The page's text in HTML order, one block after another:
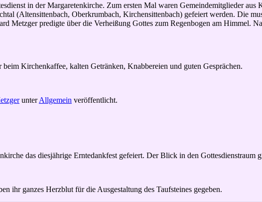
in der Margaretenkirche. Zum ersten Mal waren Gemeindemitglieder
(Altensittenbach, Oberkrumbach, Kirchensittenbach) gefeiert werden. Die
Metzger predigte über die Verheißung Gottes zum Regenbogen am Himmel.
Kirchenkaffee, kalten Getränken, Knabbereien und guten Gesprächen.
unterAllgemein veröffentlicht.
das diesjährige Erntedankfest gefeiert. Der Blick in den Gottesdienstraum
ihr ganzes Herzblut für die Ausgestaltung des Taufsteines gegeben.